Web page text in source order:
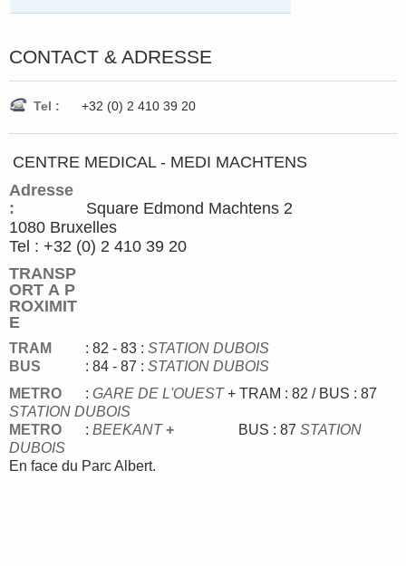
CONTACT & ADRESSE
Tel : +32 (0) 2 410 39 20
CENTRE MEDICAL - MEDI MACHTENS
Adresse
:
Square Edmond Machtens 2
1080 Bruxelles
Tel : +32 (0) 2 410 39 20
TRANSP
ORT A P
ROXIMIT
E
TRAM : 82 - 83 : STATION DUBOIS
BUS
: 84 - 87 : STATION DUBOIS
METRO
: GARE DE L'OUEST+ TRAM : 82 / BUS : 87
STATION DUBOIS
METRO
: BEEKANT+ BUS : 87 STATION
DUBOIS
En face du Parc Albert.